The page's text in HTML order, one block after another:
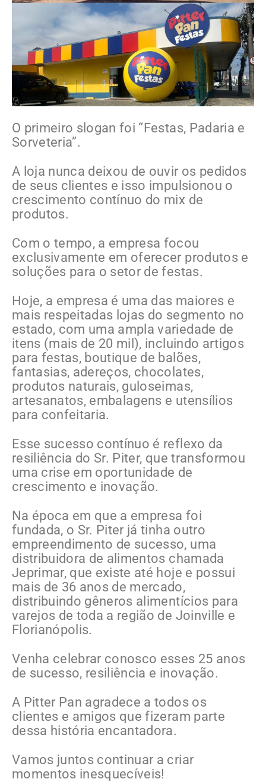
O primeiro slogan foi “Festas, Padaria e
Sorveteria”.
A loja nunca deixou de ouvir os pedidos
de seus clientes e isso impulsionou o
crescimento contínuo do mix de
produtos.
Com o tempo, a empresa focou
exclusivamente em oferecer produtos e
soluções para o setor de festas.
Hoje, a empresa é uma das maiores e
mais respeitadas lojas do segmento no
estado, com uma ampla variedade de
itens (mais de 20 mil), incluindo artigos
para festas, boutique de balões,
fantasias, adereços, chocolates,
produtos naturais, guloseimas,
artesanatos, embalagens e utensílios
para confeitaria.
Esse sucesso contínuo é reflexo da
resiliência do Sr. Piter, que transformou
uma crise em oportunidade de
crescimento e inovação.
Na época em que a empresa foi
fundada, o Sr. Piter já tinha outro
empreendimento de sucesso, uma
distribuidora de alimentos chamada
Jeprimar, que existe até hoje e possui
mais de 36 anos de mercado,
distribuindo gêneros alimentícios para
varejos de toda a região de Joinville e
Florianópolis.
Venha celebrar conosco esses 25 anos
de sucesso, resiliência e inovação.
A Pitter Pan agradece a todos os
clientes e amigos que fizeram parte
dessa história encantadora.
Vamos juntos continuar a criar
momentos inesquecíveis!